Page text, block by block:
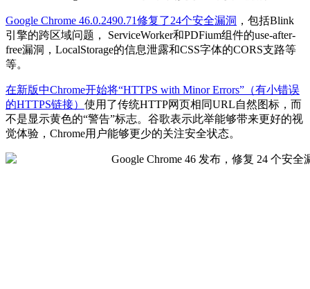
Google Chrome 46.0.2490.71修复了24个安全漏洞 ，包括Blink
引擎的跨区域问题， ServiceWorker和PDFium组件的use-after-
free漏洞，LocalStorage的信息泄露和CSS字体的CORS支路等
等。
在新版中Chrome开始将“HTTPS with Minor Errors”（有小错误
的HTTPS链接） 使用了传统HTTP网页相同URL自然图标，而
不是显示黄色的“警告”标志。谷歌表示此举能够带来更好的视
觉体验，Chrome用户能够更少的关注安全状态。